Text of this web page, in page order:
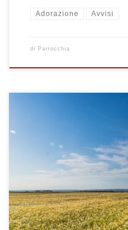
Adorazione Avvisi
di Parrocchia
Domenica 26 Luglio 2026 –
i suoi averi e compra quel
Sante Messe: ore 08:00 –
del Santo Rosario Giornata
Conferenza Episcopale